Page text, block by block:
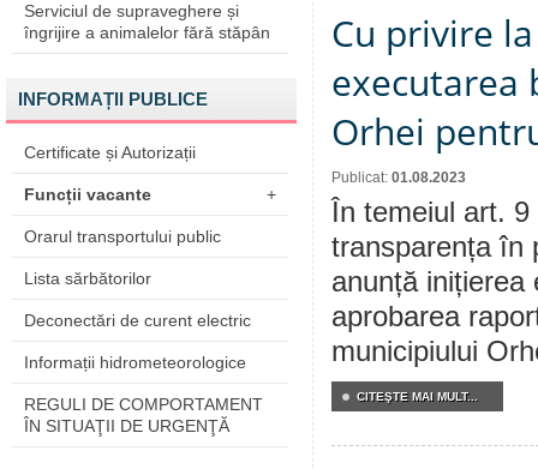
Serviciul de supraveghere și
îngrijire a animalelor fără stăpân
INFORMAȚII PUBLICE
Certificate și Autorizații
Funcții vacante +
Orarul transportului public
Lista sărbătorilor
Deconectări de curent electric
Informații hidrometeorologice
REGULI DE COMPORTAMENT
ÎN SITUAŢII DE URGENŢĂ
Cu privire
executarea
Orhei
Publicat: 01.08.2023
În temeiul art.
transparența în
anunță inițierea
aprobarea
municipiului
CITEŞTE MAI MULT...